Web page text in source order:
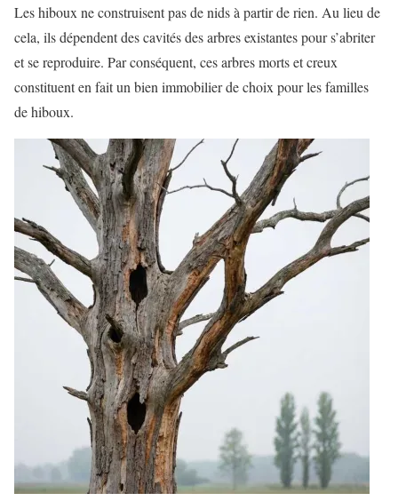
Les hiboux ne construisent pas de nids à partir de rien. Au lieu de
cela, ils dépendent des cavités des arbres existantes pour s’abriter
et se reproduire. Par conséquent, ces arbres morts et creux
constituent en fait un bien immobilier de choix pour les familles
de hiboux.